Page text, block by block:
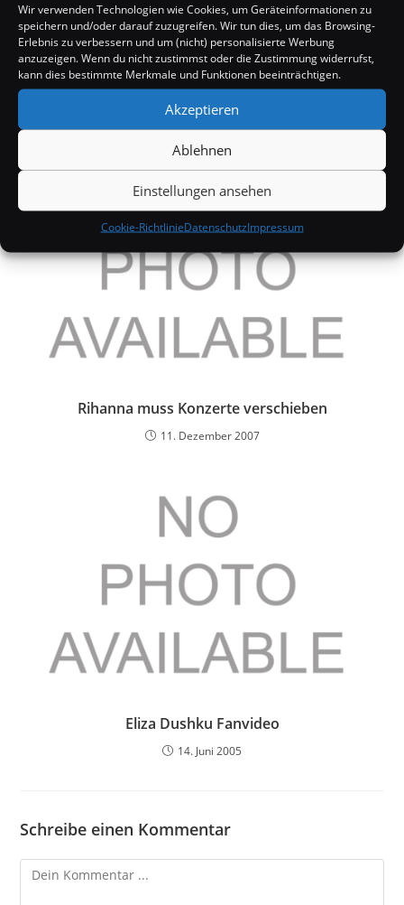
Wir verwenden Technologien wie Cookies, um Geräteinformationen zu
speichern und/oder darauf zuzugreifen. Wir tun dies, um das Browsing-
Erlebnis zu verbessern und um (nicht) personalisierte Werbung
anzuzeigen. Wenn du nicht zustimmst oder die Zustimmung widerrufst,
kann dies bestimmte Merkmale und Funktionen beeinträchtigen.
Akzeptieren
Ablehnen
Einstellungen ansehen
Cookie-RichtlinieDatenschutzImpressum
Sharon Stone vergisst Telefonnummern von
Bono und Bill Clinton in ihrer Wohnung
21. August 2005
Rihanna muss Konzerte verschieben
11. Dezember 2007
Eliza Dushku Fanvideo
14. Juni 2005
Schreibe einen Kommentar
Kommentieren